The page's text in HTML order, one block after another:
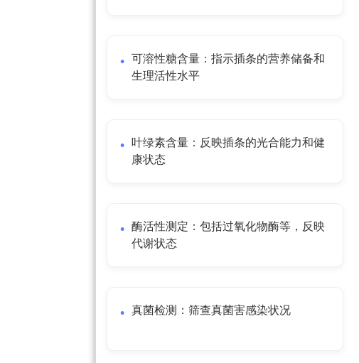
可溶性糖含量：指示插条的营养储备和
生理活性水平
叶绿素含量：反映插条的光合能力和健
康状态
酶活性测定：包括过氧化物酶等，反映
代谢状态
真菌检测：筛查真菌害感染状况